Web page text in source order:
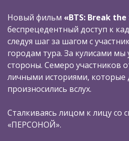
Новый фильм «BTS: Break the
беспрецедентный доступ к
следуя шаг за шагом с
городам тура. За кулисами
стороны. Семеро участников
личными историями, которые
произносились вслух.
Сталкиваясь лицом к лицу со
«ПЕРСОНОЙ».